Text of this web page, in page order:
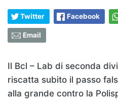
Twitter Facebook
Email
Il Bcl – Lab di seconda
riscatta subito il passo
alla grande contro la